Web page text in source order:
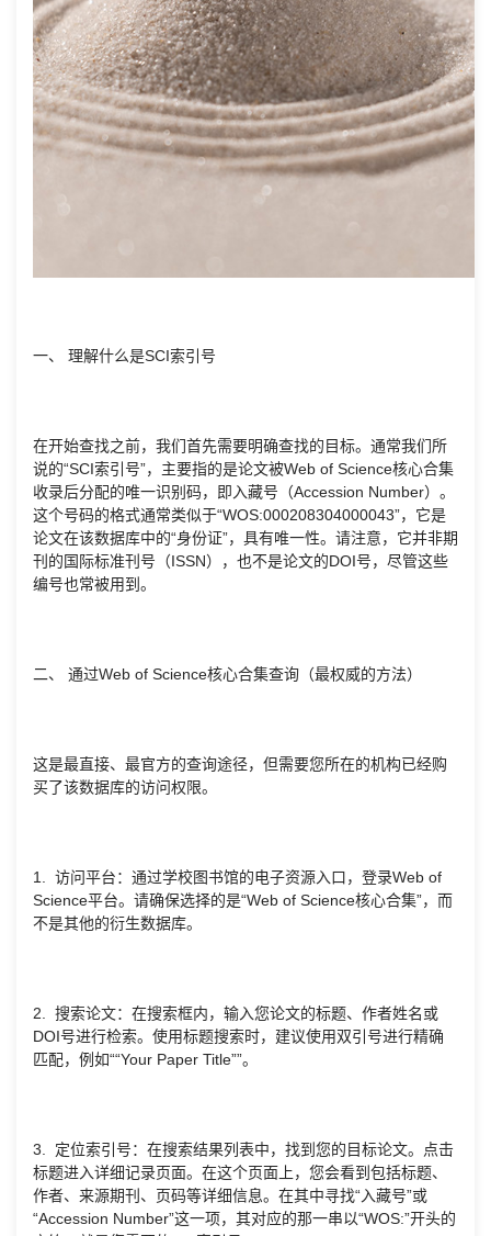
一、 理解什么是SCI索引号
在开始查找之前，我们首先需要明确查找的目标。通常我们所
说的“SCI索引号”，主要指的是论文被Web of Science核心合集
收录后分配的唯一识别码，即入藏号（Accession Number）。
这个号码的格式通常类似于“WOS:000208304000043”，它是
论文在该数据库中的“身份证”，具有唯一性。请注意，它并非期
刊的国际标准刊号（ISSN），也不是论文的DOI号，尽管这些
编号也常被用到。
二、 通过Web of Science核心合集查询（最权威的方法）
这是最直接、最官方的查询途径，但需要您所在的机构已经购
买了该数据库的访问权限。
1. 访问平台：通过学校图书馆的电子资源入口，登录Web of
Science平台。请确保选择的是“Web of Science核心合集”，而
不是其他的衍生数据库。
2. 搜索论文：在搜索框内，输入您论文的标题、作者姓名或
DOI号进行检索。使用标题搜索时，建议使用双引号进行精确
匹配，例如““Your Paper Title””。
3. 定位索引号：在搜索结果列表中，找到您的目标论文。点击
标题进入详细记录页面。在这个页面上，您会看到包括标题、
作者、来源期刊、页码等详细信息。在其中寻找“入藏号”或
“Accession Number”这一项，其对应的那一串以“WOS:”开头的